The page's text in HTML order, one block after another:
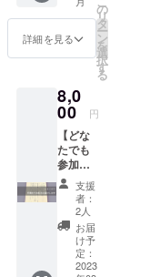
ルでの
りとさ
せてた
で、確
実にご
記入を
お願い
いたし
ます。
備考欄
に必ず
掲載希
望のお
名前の
記入、
ご希望
はご自
身でお
越しく
ご負担
くださ
い。 ※
寄附受
領証明
書（領
収書）
発行の
ため、
「苗字
と名前
（例：
田中太
備考欄
にご記
入をお
学生以
上1名と
大人1
名) 日
5～6月
開催予
定 1か
月前に
頂いた
メール
アドレ
スにご
案内を
します
ので、
その
メール
詳細を見る
の
リ
タ
ー
ン
を
選
択
す
る
8,0
00 円
【どな
たでも
参加
可】 活
動を応
援して
下さる
方へ お
礼のお
手紙を
支援
者：
2人
お届
け予
定：
2023